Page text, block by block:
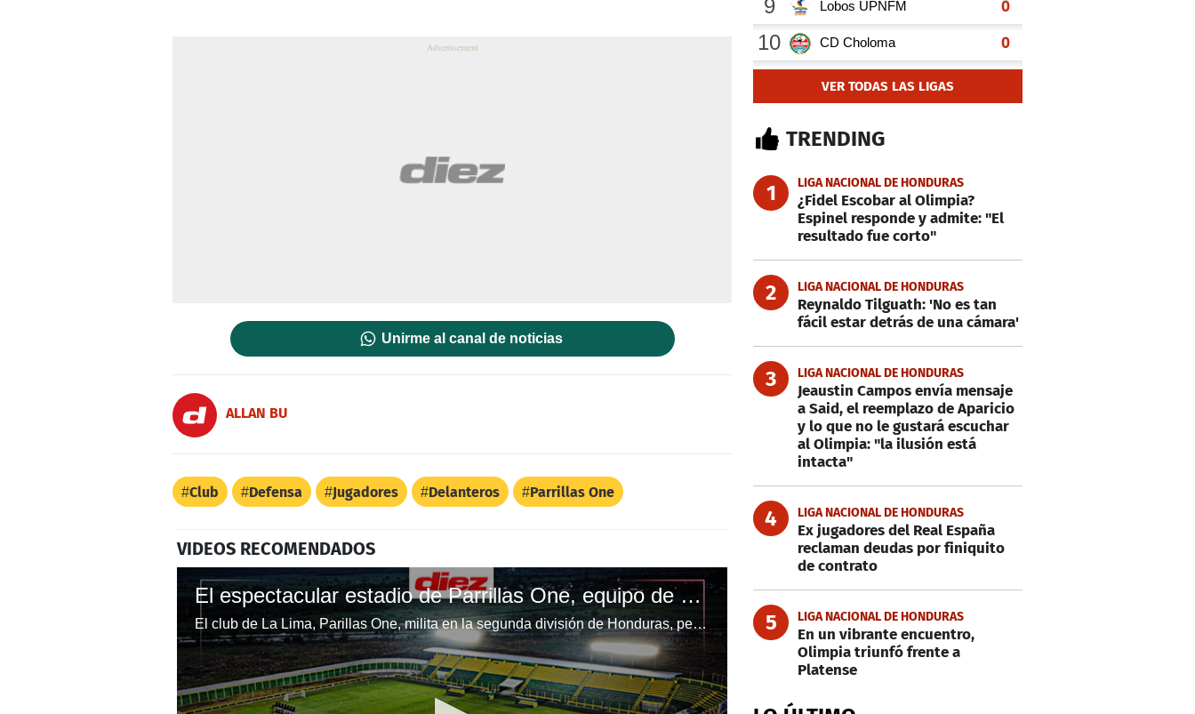
Unirme al canal de noticias
ALLAN BU
Club Defensa Jugadores Delanteros Parrillas One
VIDEOS RECOMENDADOS
El espectacular estadio de Parrillas One, equipo de segunda división
El club de La Lima, Parillas One, milita en la segunda división de Honduras, pero su estadio es un lujo total. Los Parrilleros son un digno ejemplo
VER TODAS LAS LIGAS
TRENDING
1 LIGA NACIONAL DE HONDURAS
¿Fidel Escobar al Olimpia?
Espinel responde y admite: "El
resultado fue corto"
2 LIGA NACIONAL DE HONDURAS
Reynaldo Tilguath: 'No es tan
fácil estar detrás de una cámara'
3 LIGA NACIONAL DE HONDURAS
Jeaustin Campos envía mensaje
a Said, el reemplazo de Aparicio
y lo que no le gustará escuchar
al Olimpia: "la ilusión está
intacta"
4 LIGA NACIONAL DE HONDURAS
Ex jugadores del Real España
reclaman deudas por finiquito
de contrato
5 LIGA NACIONAL DE HONDURAS
En un vibrante encuentro,
Olimpia triunfó frente a
Platense